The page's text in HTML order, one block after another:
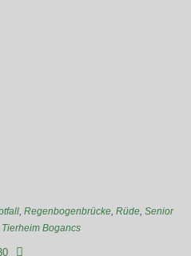
, Regenbogenbrücke, Rüde, Senior
Tierheim Bogancs